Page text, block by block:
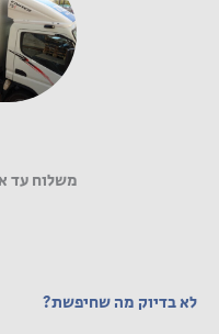
משלוח עד
לא בדיוק מה שחיפשת?